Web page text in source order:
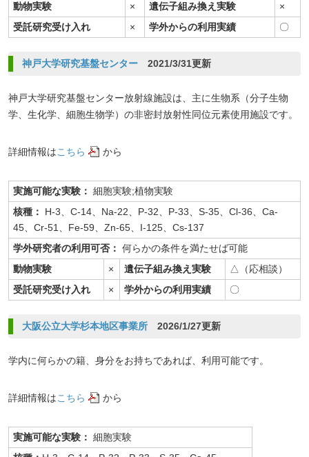
動物実験
× 遺伝子組み換え実験
×
受託研究受け入れ
× 学外からの利用実績 〇
神戸大学研究基盤センター 2021/3/31更新
神戸大学研究基盤センター放射線施設は、主に生物系（分子生物
学、生化学、細胞生物学）の非密封放射性同位元素使用施設です。
詳細情報はこちら から
実施可能な実験： 細胞実験;植物実験
核種： H-3、C-14、Na-22、P-32、P-33、S-35、Cl-36、Ca-
45、Cr-51、Fe-59、Zn-65、I-125、Cs-137
学外研究者の利用可否： 何らかの条件を満たせば可能
動物実験
× 遺伝子組み換え実験
△（応相談）
受託研究受け入れ
× 学外からの利用実績 〇
大阪公立大学杉本地区事業所 2026/1/27更新
学内に何らかの籍、身分をお持ちであれば、利用可能です。
詳細情報はこちら から
実施可能な実験： 細胞実験